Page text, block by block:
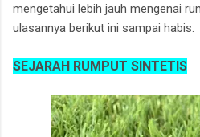
mengetahui lebih jauh mengenai
ulasannya berikut ini sampai habis.
SEJARAH RUMPUT SINTETIS